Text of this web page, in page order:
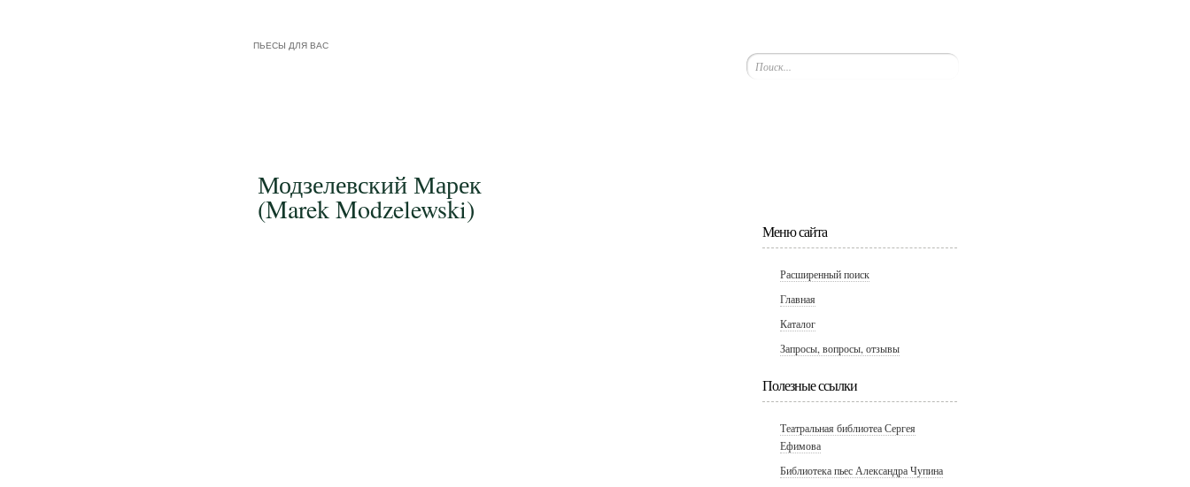
ПЬЕСЫ ДЛЯ ВАС
Модзелевский Марек
(Marek Modzelewski)
Меню сайта
Расширенный поиск
Главная
Каталог
Запросы, вопросы, отзывы
Полезные ссылки
Театральная библиотеа Сергея
Ефимова
Библиотека пьес Александра Чупина